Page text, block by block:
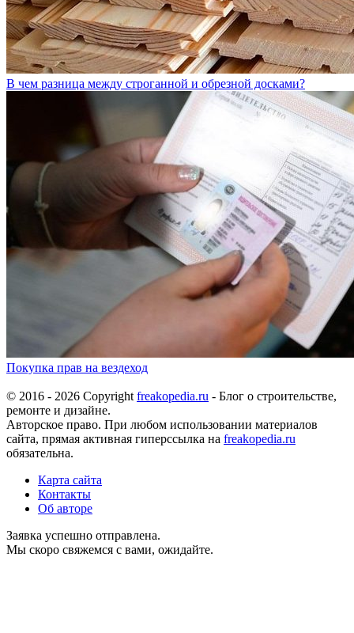
В чем разница между строганной и обрезной досками?
Покупка прав на вездеход
© 2016 - 2026 Copyright freakopedia.ru - Блог о строительстве,
ремонте и дизайне.
Авторское право. При любом использовании материалов
сайта, прямая активная гиперссылка на freakopedia.ru
обязательна.
Карта сайта
Контакты
Об авторе
Заявка успешно отправлена.
Мы скоро свяжемся с вами, ожидайте.